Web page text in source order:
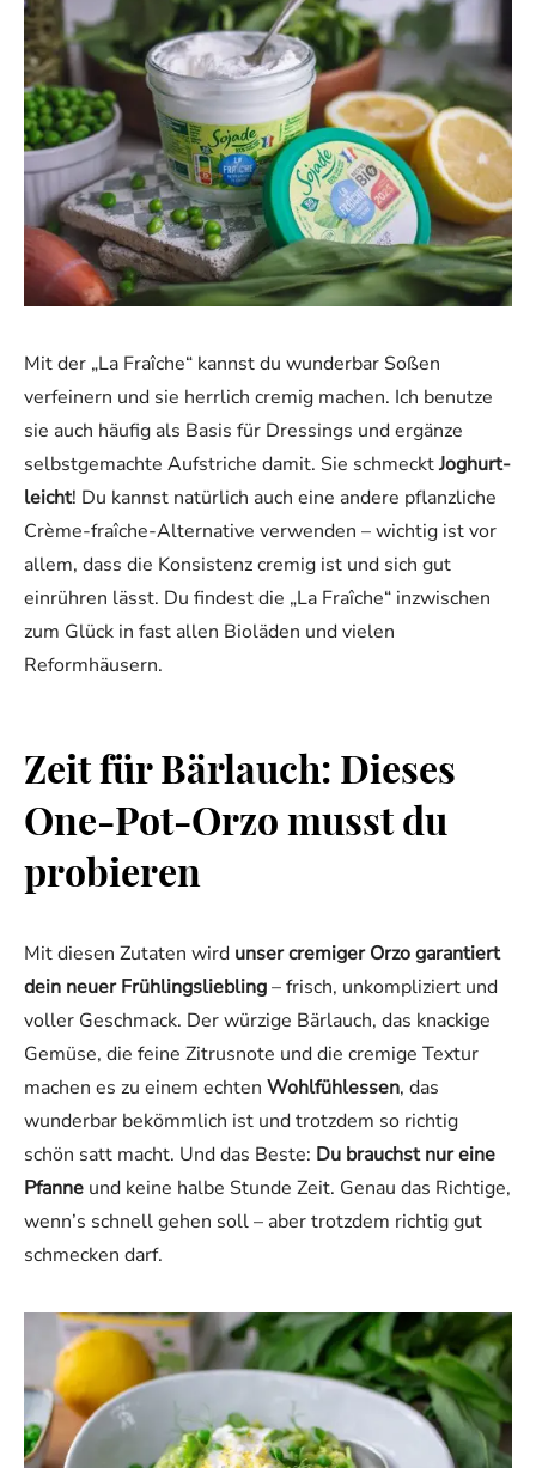
Mit der „La Fraîche“ kannst du wunderbar Soßen
verfeinern und sie herrlich cremig machen. Ich benutze
sie auch häufig als Basis für Dressings und ergänze
selbstgemachte Aufstriche damit. Sie schmecktJoghurt-
leicht! Du kannst natürlich auch eine andere pflanzliche
Crème-fraîche-Alternative verwenden – wichtig ist vor
allem, dass die Konsistenz cremig ist und sich gut
einrühren lässt. Du findest die „La Fraîche“ inzwischen
zum Glück in fast allen Bioläden und vielen
Reformhäusern.
Zeit für Bärlauch: Dieses
One-Pot-Orzo musst du
probieren
Mit diesen Zutaten wird unser cremiger Orzo garantiert
dein neuer Frühlingsliebling– frisch, unkompliziert und
voller Geschmack. Der würzige Bärlauch, das knackige
Gemüse, die feine Zitrusnote und die cremige Textur
machen es zu einem echten Wohlfühlessen, das
wunderbar bekömmlich ist und trotzdem so richtig
schön satt macht. Und das Beste: Du brauchst nur eine
Pfanne und keine halbe Stunde Zeit. Genau das Richtige,
wenn’s schnell gehen soll – aber trotzdem richtig gut
schmecken darf.